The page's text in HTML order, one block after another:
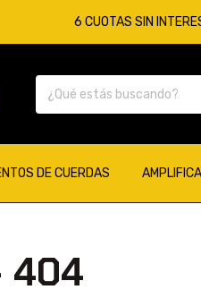
6 CUOTAS SIN
DE CUERDAS
404